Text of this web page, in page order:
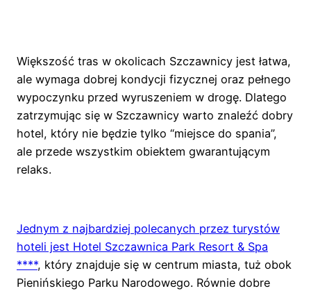
Większość tras w okolicach Szczawnicy jest łatwa,
ale wymaga dobrej kondycji fizycznej oraz pełnego
wypoczynku przed wyruszeniem w drogę. Dlatego
zatrzymując się w Szczawnicy warto znaleźć dobry
hotel, który nie będzie tylko “miejsce do spania”,
ale przede wszystkim obiektem gwarantującym
relaks.
Jednym z najbardziej polecanych przez turystów
hoteli jest Hotel Szczawnica Park Resort & Spa
****, który znajduje się w centrum miasta, tuż obok
Pienińskiego Parku Narodowego. Równie dobre